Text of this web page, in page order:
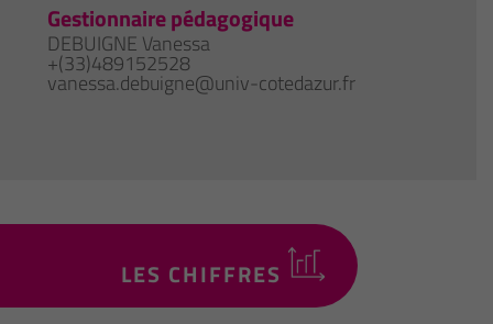
Gestionnaire pédagogique
DEBUIGNE Vanessa
+(33)489152528
vanessa.debuigne@univ-cotedazur.fr
LES CHIFFRES